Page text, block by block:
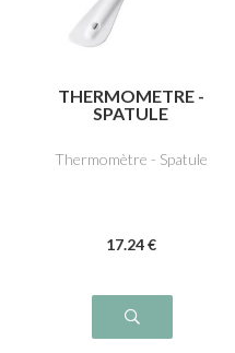
THERMOMETRE -
SPATULE
Thermomètre - Spatule
17.24 €